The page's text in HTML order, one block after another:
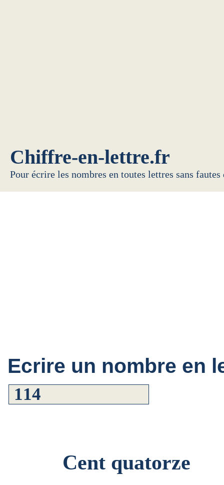
Chiffre-en-lettre.fr
Pour écrire les nombres en toutes lettres sans
Ecrire un nombre en
Cent quatorze